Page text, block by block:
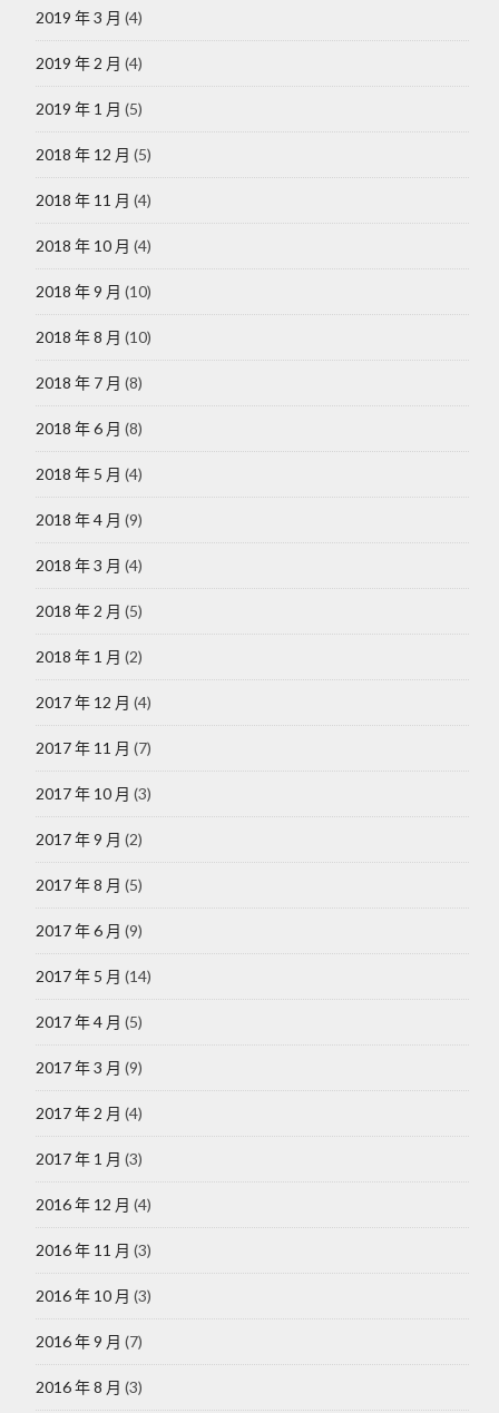
2019 年 3 月 (4)
2019 年 2 月 (4)
2019 年 1 月 (5)
2018 年 12 月 (5)
2018 年 11 月 (4)
2018 年 10 月 (4)
2018 年 9 月 (10)
2018 年 8 月 (10)
2018 年 7 月 (8)
2018 年 6 月 (8)
2018 年 5 月 (4)
2018 年 4 月 (9)
2018 年 3 月 (4)
2018 年 2 月 (5)
2018 年 1 月 (2)
2017 年 12 月 (4)
2017 年 11 月 (7)
2017 年 10 月 (3)
2017 年 9 月 (2)
2017 年 8 月 (5)
2017 年 6 月 (9)
2017 年 5 月 (14)
2017 年 4 月 (5)
2017 年 3 月 (9)
2017 年 2 月 (4)
2017 年 1 月 (3)
2016 年 12 月 (4)
2016 年 11 月 (3)
2016 年 10 月 (3)
2016 年 9 月 (7)
2016 年 8 月 (3)